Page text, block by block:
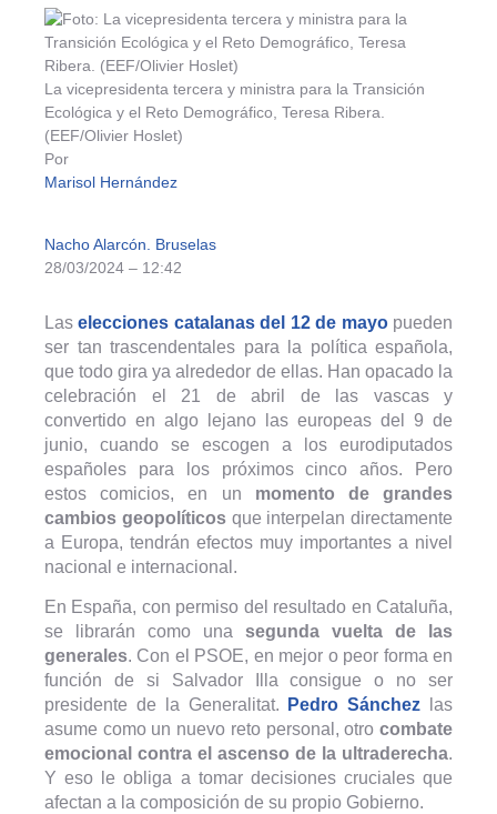
La vicepresidenta tercera y ministra para la Transición
Ecológica y el Reto Demográfico, Teresa Ribera.
(EEF/Olivier Hoslet)
Por
Marisol Hernández
Nacho Alarcón. Bruselas
28/03/2024 – 12:42
Laselecciones catalanas del 12 de mayopueden
ser tan trascendentales para la política española,
que todo gira ya alrededor de ellas. Han opacado la
celebración el 21 de abril de las vascas y
convertido en algo lejano las europeas del 9 de
junio, cuando se escogen a los eurodiputados
españoles para los próximos cinco años. Pero
estos comicios, en un momento de grandes
cambios geopolíticosque interpelan directamente
a Europa, tendrán efectos muy importantes a nivel
nacional e internacional.
En España, con permiso del resultado en Cataluña,
se librarán como una segunda vuelta de las
generales. Con el PSOE, en mejor o peor forma en
función de si Salvador Illa consigue o no ser
presidente de la Generalitat.
Pedro Sánchez las
asume como un nuevo reto personal, otro combate
emocional contra el ascenso de la ultraderecha.
Y eso le obliga a tomar decisiones cruciales que
afectan a la composición de su propio Gobierno.